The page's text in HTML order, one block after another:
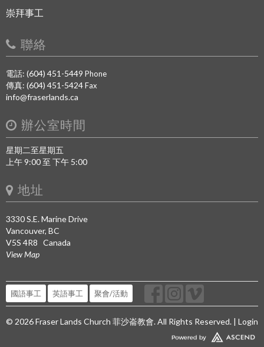
崇拜事工
聯絡
電話: (604) 451-5449 Phone
傳真: (604) 451-5424Fax
info@fraserlands.ca
辦公室時間
星期二至星期五
上午 9:00 至 下午 5:00
地址
3330 S.E. Marine Drive
Vancouver, BC
V5S 4R8 Canada
View Map
國語事工 英語事工 聚會/活動
© 2026 Fraser Lands Church 菲沙崙教會. All Rights Reserved. | Login